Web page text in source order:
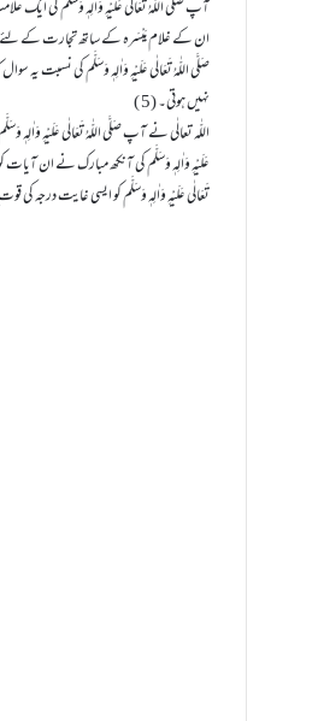
ان کے غلام مَیْسَرہ کے ساتھ تجارت کے
نہیں ہوتی۔ (5 )
عَلَیْہِ وَاٰلِہٖ وَسَلَّم کی آنکھ مبارک نے ان آیات
تَعَالٰی عَلَیْہِ وَاٰلِہٖ وَسَلَّم کو ایسی غایت درجہ